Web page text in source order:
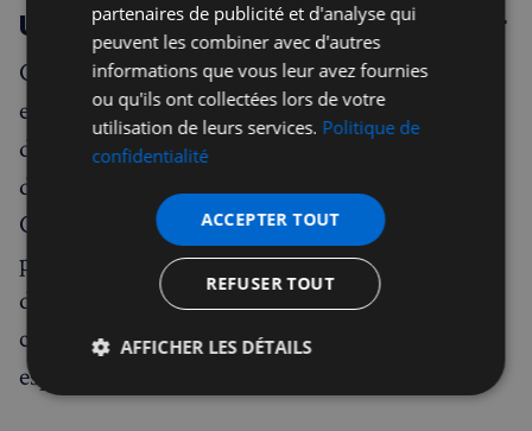
Un message d'espoir pour l'avenir
Cette cérémonie, qui a rassemblé élus, lauréats
et sponsors dans les prestigieux salons du Quai
d'Orsay, démontre que le développement
durable n'est pas qu'un concept abstrait.
Comme l'a souligné Patricia Connell : "Ces
projets, chacun à leur manière, montrent que le
développement durable est une énergie
collective, une force d'innovation et une
espérance partagée."
partenaires de publicité et d'analyse qui
peuvent les combiner avec d'autres
informations que vous leur avez fournies
ou qu'ils ont collectées lors de votre
utilisation de leurs services. Politique de
confidentialité
ACCEPTER TOUT
REFUSER TOUT
AFFICHER LES DÉTAILS
Strictement
Performance Ciblage